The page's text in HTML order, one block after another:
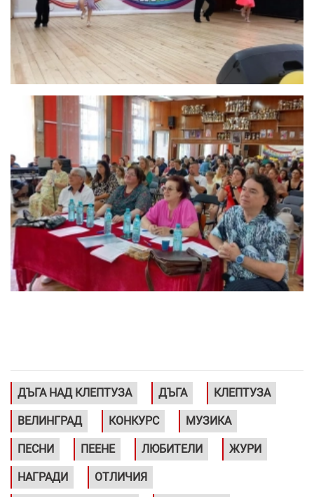
ДЪГА НАД КЛЕПТУЗА ДЪГА КЛЕПТУЗА
ВЕЛИНГРАД КОНКУРС МУЗИКА
ПЕСНИ ПЕЕНЕ ЛЮБИТЕЛИ ЖУРИ
НАГРАДИ ОТЛИЧИЯ